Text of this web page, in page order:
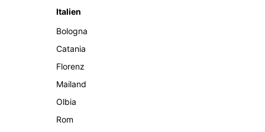
Italien
Bologna
Catania
Florenz
Mailand
Olbia
Rom